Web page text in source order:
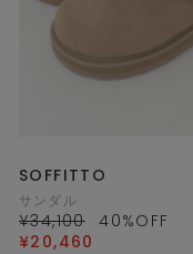
SOFFITTO
サンダル
¥34,100 40%OFF
¥20,460